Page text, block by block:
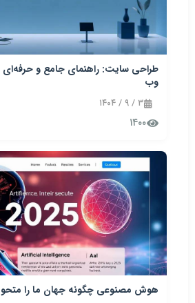
طراحی سایت: راهنمای جامع و حرفه‌ای
وب
۳ / ۹ / ۱۴۰۴
۱۴۰۰
هوش مصنوعی چگونه جهان ما را